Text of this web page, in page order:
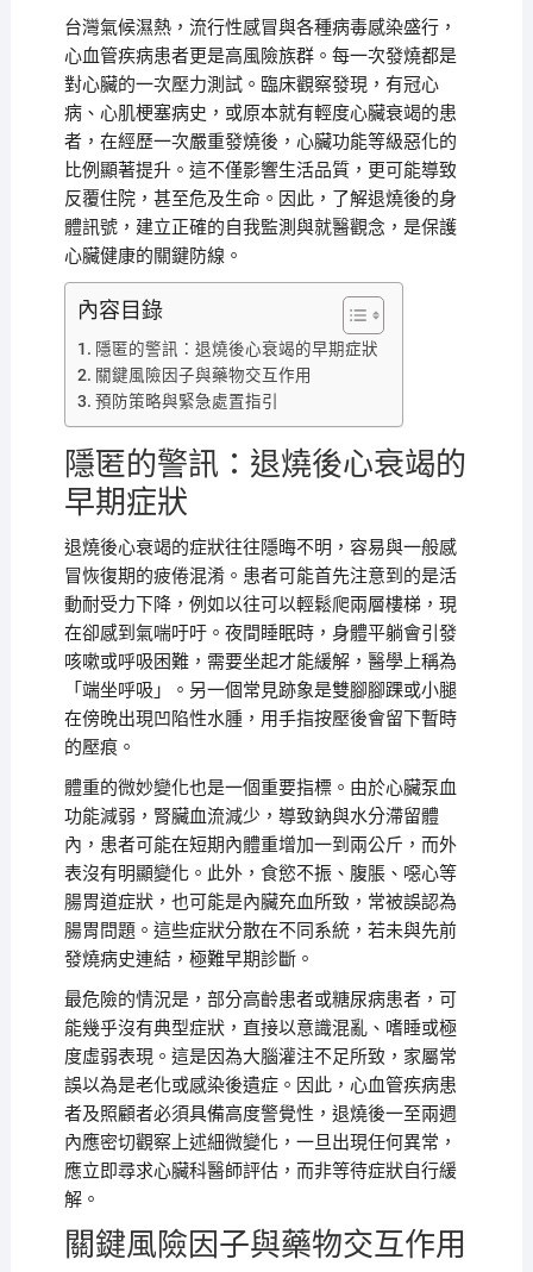
台灣氣候濕熱，流行性感冒與各種病毒感染盛行，
心血管疾病患者更是高風險族群。每一次發燒都是
對心臟的一次壓力測試。臨床觀察發現，有冠心
病、心肌梗塞病史，或原本就有輕度心臟衰竭的患
者，在經歷一次嚴重發燒後，心臟功能等級惡化的
比例顯著提升。這不僅影響生活品質，更可能導致
反覆住院，甚至危及生命。因此，了解退燒後的身
體訊號，建立正確的自我監測與就醫觀念，是保護
心臟健康的關鍵防線。
內容目錄
隱匿的警訊：退燒後心衰竭的早期症狀
關鍵風險因子與藥物交互作用
預防策略與緊急處置指引
隱匿的警訊：退燒後心衰竭的
早期症狀
退燒後心衰竭的症狀往往隱晦不明，容易與一般感
冒恢復期的疲倦混淆。患者可能首先注意到的是活
動耐受力下降，例如以往可以輕鬆爬兩層樓梯，現
在卻感到氣喘吁吁。夜間睡眠時，身體平躺會引發
咳嗽或呼吸困難，需要坐起才能緩解，醫學上稱為
「端坐呼吸」。另一個常見跡象是雙腳腳踝或小腿
在傍晚出現凹陷性水腫，用手指按壓後會留下暫時
的壓痕。
體重的微妙變化也是一個重要指標。由於心臟泵血
功能減弱，腎臟血流減少，導致鈉與水分滯留體
內，患者可能在短期內體重增加一到兩公斤，而外
表沒有明顯變化。此外，食慾不振、腹脹、噁心等
腸胃道症狀，也可能是內臟充血所致，常被誤認為
腸胃問題。這些症狀分散在不同系統，若未與先前
發燒病史連結，極難早期診斷。
最危險的情況是，部分高齡患者或糖尿病患者，可
能幾乎沒有典型症狀，直接以意識混亂、嗜睡或極
度虛弱表現。這是因為大腦灌注不足所致，家屬常
誤以為是老化或感染後遺症。因此，心血管疾病患
者及照顧者必須具備高度警覺性，退燒後一至兩週
內應密切觀察上述細微變化，一旦出現任何異常，
應立即尋求心臟科醫師評估，而非等待症狀自行緩
解。
關鍵風險因子與藥物交互作用